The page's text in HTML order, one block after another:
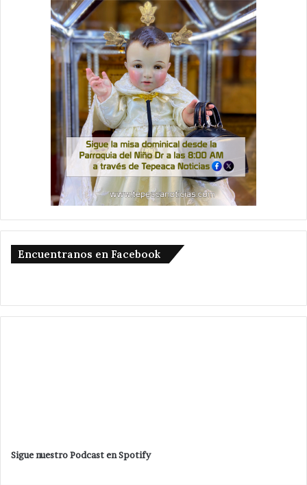
Encuentranos en Facebook
Sigue nuestro Podcast en Spotify